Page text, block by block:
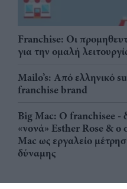
Franchise: Οι
για την ομαλή
Mailo’s: Από ελληνικό
franchise brand
Big Mac: Ο franchisee -
«νονά» Esther Rose & ο
Mac ως εργαλείο
δύναμης